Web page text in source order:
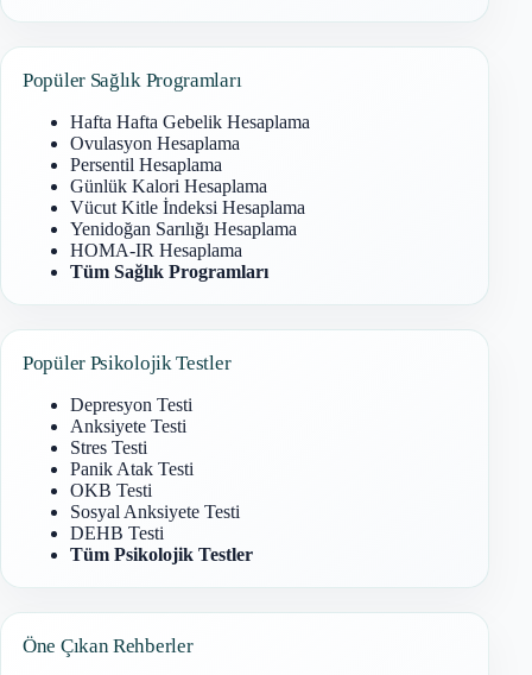
Popüler Sağlık Programları
Hafta Hafta Gebelik Hesaplama
Ovulasyon Hesaplama
Persentil Hesaplama
Günlük Kalori Hesaplama
Vücut Kitle İndeksi Hesaplama
Yenidoğan Sarılığı Hesaplama
HOMA-IR Hesaplama
Tüm Sağlık Programları
Popüler Psikolojik Testler
Depresyon Testi
Anksiyete Testi
Stres Testi
Panik Atak Testi
OKB Testi
Sosyal Anksiyete Testi
DEHB Testi
Tüm Psikolojik Testler
Öne Çıkan Rehberler